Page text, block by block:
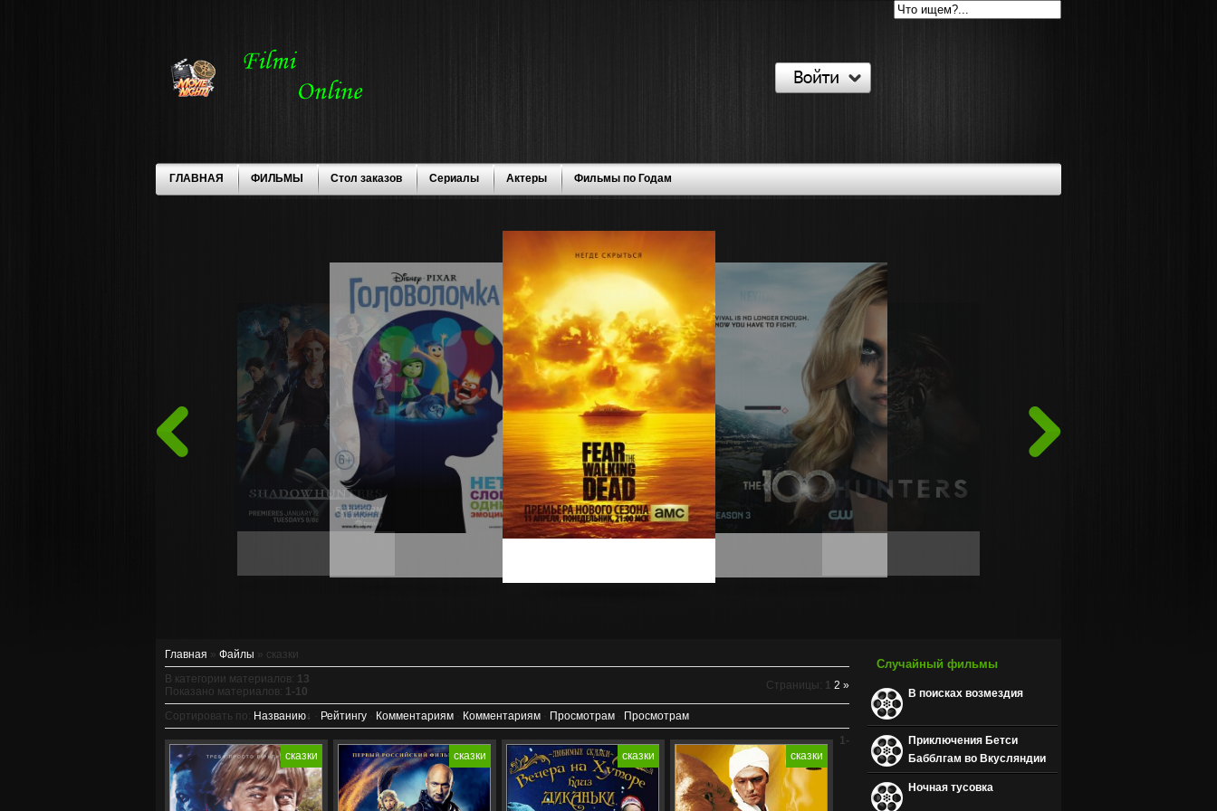
ГЛАВНАЯ ФИЛЬМЫ Стол заказов Сериалы Актеры Фильмы по Годам
Главная » Файлы » сказки
В категории материалов: 13
Показано материалов: 1-10 Страницы: 1 2 »
Сортировать по: Названию Рейтингу Комментариям Комментариям Просмотрам Просмотрам
Год: 2011
Страна: Россия
Слоган: «Надо просто
верить»
Режиссер: Андрей
сказки
Жанр: Фэнтази, Комедия
Год: 2009
Страна: Россия, Walt Disney
сказки
Жанр: Отечественный,
Комедия, Приключения
Год: 1961
сказки Год выпуска: 1966
Жанр: Сказка
сказки
1-
Случайный фильмы
В поисках возмездия
Приключения Бетси
Бабблгам во Вкусляндии
Ночная тусовка